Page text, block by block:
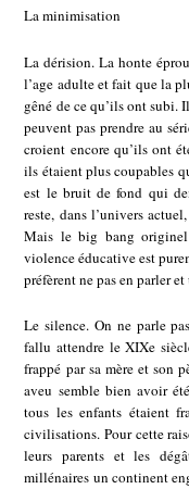
La minimisation
La dérision. La honte
l’age adulte et fait que la
gêné de ce qu’ils ont subi.
peuvent pas prendre au
croient encore qu’ils ont
ils étaient plus coupables
est le bruit de fond qui
reste, dans l’univers
Mais le big bang
violence éducative est
préfèrent ne pas en parler
Le silence. On ne parle
fallu attendre le XIXe
frappé par sa mère et son
aveu semble bien avoir
tous les enfants étaient
civilisations. Pour cette
leurs parents et les
millénaires un continent